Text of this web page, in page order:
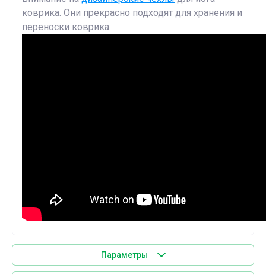
коврика. Они прекрасно подходят для хранения и
переноски коврика.
Параметры